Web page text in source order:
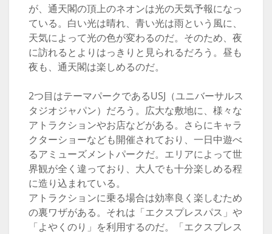
が、通天閣の頂上のネオンは光の天気予報になっ
ている。白い光は晴れ、青い光は雨という風に、
天気によって光の色が変わるのだ。そのため、夜
に訪れるとよりはっきりと見られるだろう。昼も
夜も、通天閣は楽しめるのだ。
2つ目はテーマパークであるUSJ（ユニバーサルス
タジオジャパン）だろう。広大な敷地に、様々な
アトラクションやお店などがある。さらにキャラ
クターショーなども開催されており、一日中遊べ
るアミューズメントパークだ。エリアによって世
界観が全く違っており、大人でも十分楽しめる程
に造り込まれている。
アトラクションに乗る場合は効率良く楽しむため
の裏ワザがある。それは「エクスプレスパス」や
「よやくのり」を利用するのだ。「エクスプレス